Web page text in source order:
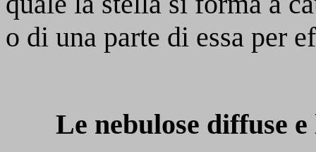
o di una parte di essa per
Le nebulose diffuse